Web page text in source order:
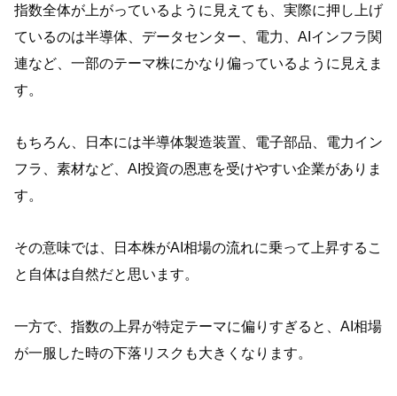
指数全体が上がっているように見えても、実際に押し上げ
ているのは半導体、データセンター、電力、AIインフラ関
連など、一部のテーマ株にかなり偏っているように見えま
す。
もちろん、日本には半導体製造装置、電子部品、電力イン
フラ、素材など、AI投資の恩恵を受けやすい企業がありま
す。
その意味では、日本株がAI相場の流れに乗って上昇するこ
と自体は自然だと思います。
一方で、指数の上昇が特定テーマに偏りすぎると、AI相場
が一服した時の下落リスクも大きくなります。